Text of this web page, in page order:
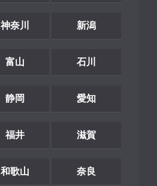
神奈川 新潟
富山 石川
静岡 愛知
福井 滋賀
和歌山 奈良